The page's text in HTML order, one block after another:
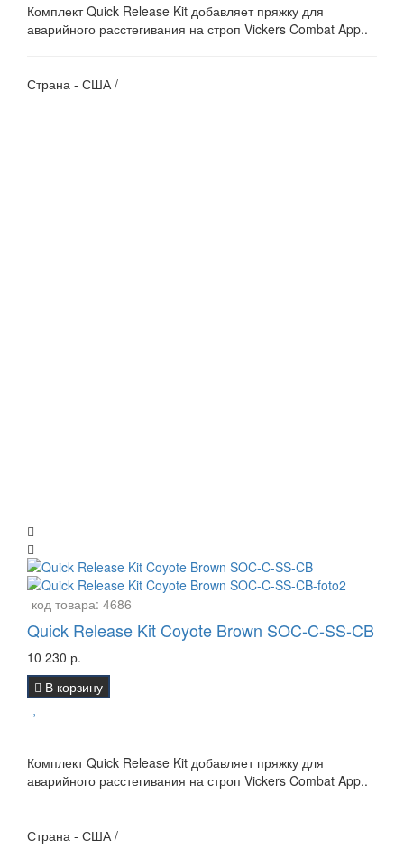
Комплект Quick Release Kit добавляет пряжку для
аварийного расстегивания на строп Vickers Combat App..
Страна - США /
код товара: 4686
Quick Release Kit Coyote Brown SOC-C-SS-CB
10 230 р.
В корзину
Комплект Quick Release Kit добавляет пряжку для
аварийного расстегивания на строп Vickers Combat App..
Страна - США /